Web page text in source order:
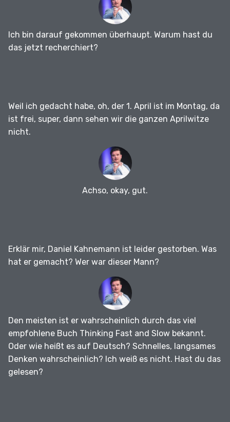
Ich bin darauf gekommen überhaupt. Warum hast du
das jetzt recherchiert?
Weil ich gedacht habe, oh, der 1. April ist im Montag, da
ist frei, super, dann sehen wir die ganzen Aprilwitze
nicht.
Achso, okay, gut.
Erklär mir, Daniel Kahnemann ist leider gestorben. Was
hat er gemacht? Wer war dieser Mann?
Den meisten ist er wahrscheinlich durch das viel
empfohlene Buch Thinking Fast and Slow bekannt.
Oder wie heißt es auf Deutsch? Schnelles, langsames
Denken wahrscheinlich? Ich weiß es nicht. Hast du das
gelesen?